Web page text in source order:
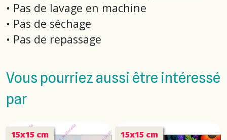
• Pas de lavage en machine
• Pas de séchage
• Pas de repassage
Vous pourriez aussi être intéressé
par
15x15 cm 15x15 cm